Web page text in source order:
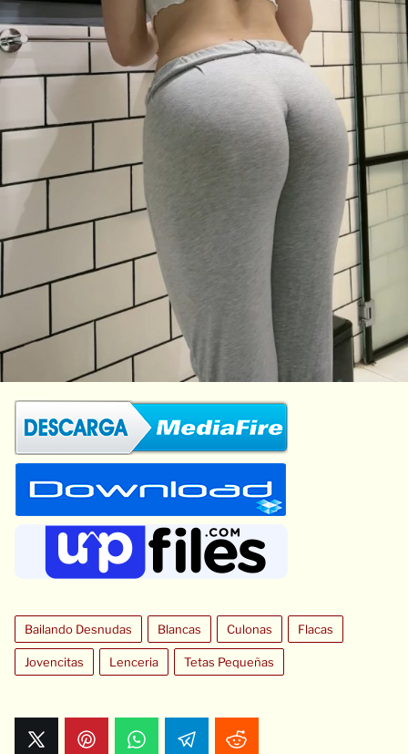
Bailando Desnudas Blancas Culonas Flacas
Jovencitas Lenceria Tetas Pequeñas